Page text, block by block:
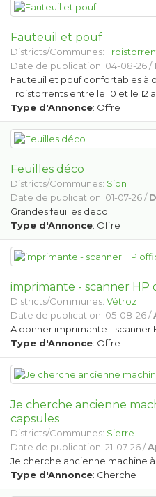
Fauteuil et pouf
Districts/Communes:
Date de publication: 04-08-26 /
Fauteuil et pouf confortables à
Troistorrents entre le 10 et le 12
Type d'Annonce: Offre
Feuilles déco
Districts/Communes: Sion
Date de publication: 01-07-26 /
Grandes feuilles deco
Type d'Annonce: Offre
imprimante - scanner HP
Districts/Communes: Vétroz
Date de publication: 05-08-26 /
A donner imprimante - scanner
Type d'Annonce: Offre
Je cherche ancienne
capsules
Districts/Communes: Sierre
Date de publication: 21-07-26 /
Je cherche ancienne machine
Type d'Annonce: Cherche